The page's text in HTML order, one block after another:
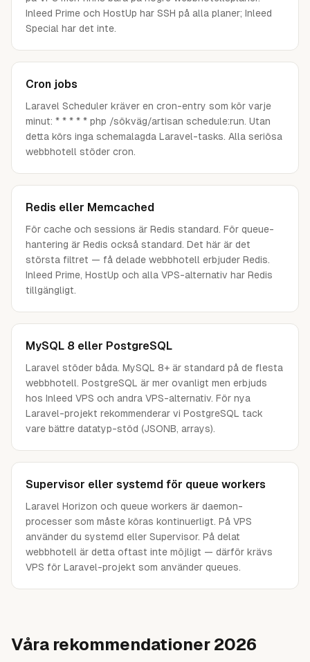
Inleed Prime och HostUp har SSH på alla planer; Inleed
Special har det inte.
Cron jobs
Laravel Scheduler kräver en cron-entry som kör varje
minut: * * * * * php /sökväg/artisan schedule:run. Utan
detta körs inga schemalagda Laravel-tasks. Alla seriösa
webbhotell stöder cron.
Redis eller Memcached
För cache och sessions är Redis standard. För queue-
hantering är Redis också standard. Det här är det
största filtret — få delade webbhotell erbjuder Redis.
Inleed Prime, HostUp och alla VPS-alternativ har Redis
tillgängligt.
MySQL 8 eller PostgreSQL
Laravel stöder båda. MySQL 8+ är standard på de flesta
webbhotell. PostgreSQL är mer ovanligt men erbjuds
hos Inleed VPS och andra VPS-alternativ. För nya
Laravel-projekt rekommenderar vi PostgreSQL tack
vare bättre datatyp-stöd (JSONB, arrays).
Supervisor eller systemd för queue workers
Laravel Horizon och queue workers är daemon-
processer som måste köras kontinuerligt. På VPS
använder du systemd eller Supervisor. På delat
webbhotell är detta oftast inte möjligt — därför krävs
VPS för Laravel-projekt som använder queues.
Våra rekommendationer 2026